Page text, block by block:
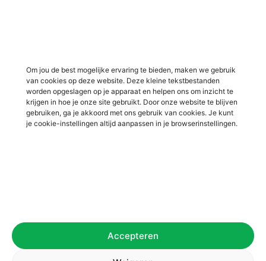
Om jou de best mogelijke ervaring te bieden, maken we gebruik
van cookies op deze website. Deze kleine tekstbestanden
worden opgeslagen op je apparaat en helpen ons om inzicht te
krijgen in hoe je onze site gebruikt. Door onze website te blijven
gebruiken, ga je akkoord met ons gebruik van cookies. Je kunt
je cookie-instellingen altijd aanpassen in je browserinstellingen.
Accepteren
Vacatures in Varsseveld
Vacatures in Winterswijk
Vacatures in Zelhem
Vacatures in Zutphen
Privacybeleid Algemene voorwaarden